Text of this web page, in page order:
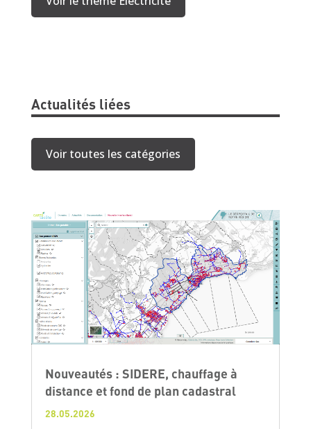
Actualités liées
Voir toutes les catégories
Nouveautés : SIDERE, chauffage à
distance et fond de plan cadastral
28.05.2026